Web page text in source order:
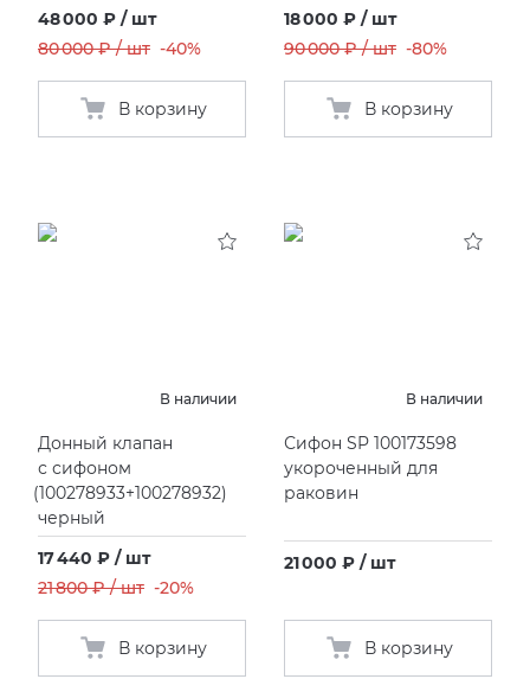
48 000 ₽ / шт
80 000 ₽ / шт -40%
В корзину
18 000 ₽ / шт
90 000 ₽ / шт -80%
В корзину
В наличии
Донный клапан
с сифоном
(100278933+100278932)
черный
17 440 ₽ / шт
21 800 ₽ / шт -20%
В корзину
В наличии
Сифон SP 100173598
укороченный для
раковин
21 000 ₽ / шт
В корзину